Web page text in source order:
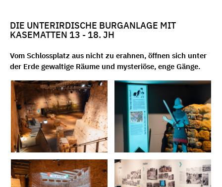
DIE UNTERIRDISCHE BURGANLAGE MIT
KASEMATTEN 13 - 18. JH
Vom Schlossplatz aus nicht zu erahnen, öffnen sich unter
der Erde gewaltige Räume und mysteriöse, enge Gänge.